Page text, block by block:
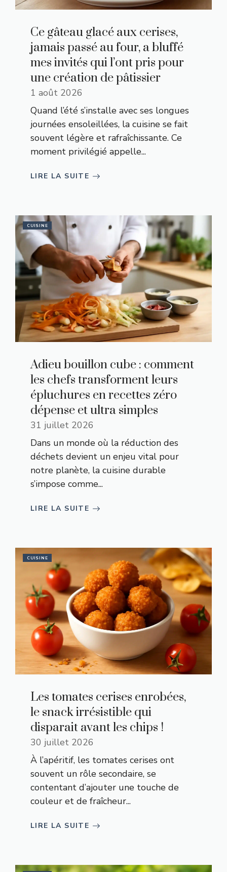
Ce gâteau glacé aux cerises,
jamais passé au four, a bluffé
mes invités qui l’ont pris pour
une création de pâtissier
1 août 2026
Quand l’été s’installe avec ses longues
journées ensoleillées, la cuisine se fait
souvent légère et rafraîchissante. Ce
moment privilégié appelle...
LIRE LA SUITE
CUISINE
Adieu bouillon cube : comment
les chefs transforment leurs
épluchures en recettes zéro
dépense et ultra simples
31 juillet 2026
Dans un monde où la réduction des
déchets devient un enjeu vital pour
notre planète, la cuisine durable
s’impose comme...
LIRE LA SUITE
CUISINE
Les tomates cerises enrobées,
le snack irrésistible qui
disparait avant les chips !
30 juillet 2026
À l’apéritif, les tomates cerises ont
souvent un rôle secondaire, se
contentant d’ajouter une touche de
couleur et de fraîcheur...
LIRE LA SUITE